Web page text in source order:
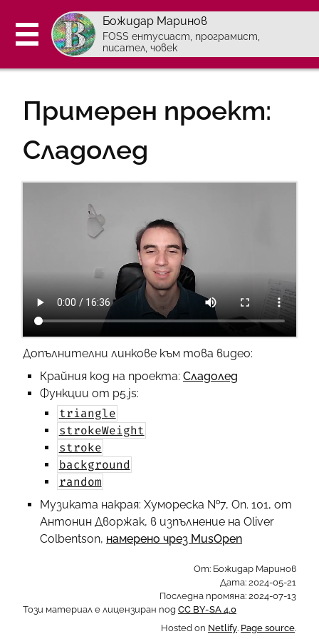
Божидар Маринов
FOSS ентусиаст, програмист,
писател, човек
Курс по програмиране
Контакти
Страници на английски:
Абонирайте се с Atom
Примерен проект:
Сладолед
Допълнителни линкове към това видео:
Крайния код на проекта: Сладолед
Функции от p5.js:
triangle
strokeWeight
stroke
background
random
Музиката накрая: Хумореска №7, Оп. 101, от
Антонин Дворжак, в изпълнение на Oliver
Colbentson, намерено чрез MusOpen
От: Божидар Маринов
Дата: 2024-05-21
Последна промяна: 2024-07-13
Този материал е лицензиран под CC BY-SA 4.0
Hosted on Netlify. Page source.